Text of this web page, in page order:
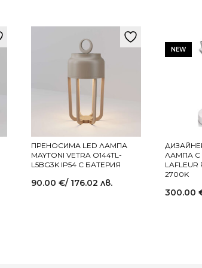
ПРЕНОСИМА LED ЛАМПА
MAYTONI VETRA O144TL-
L5BG3K IP54 С БАТЕРИЯ
90.00 €/ 176.02 лв.
NEW
ЛАМПА С
LAFLEUR
2700K
300.00